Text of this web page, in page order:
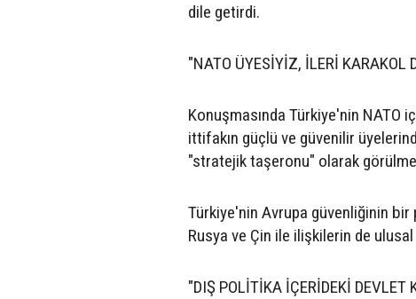
dile getirdi.
"NATO ÜYESİYİZ, İLERİ KARAKOL
Konuşmasında Türkiye'nin NATO
ittifakın güçlü ve güvenilir
"stratejik taşeronu" olarak
Türkiye'nin Avrupa güvenliğinin bir
Rusya ve Çin ile ilişkilerin de
"DIŞ POLİTİKA İÇERİDEKİ DEVLET